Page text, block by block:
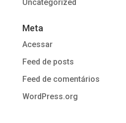
Uncategorized
Meta
Acessar
Feed de posts
Feed de comentários
WordPress.org